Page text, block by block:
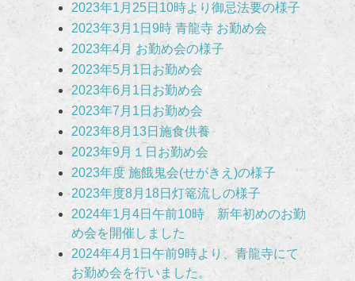
2023年1月25日10時より御忌法要の様子
2023年3月1日9時 青龍寺 お勤め会
2023年4月 お勤め会の様子
2023年5月1日お勤め会
2023年6月1日お勤め会
2023年7月1日お勤め会
2023年8月13日施食供養
2023年9月１日お勤め会
2023年度 施餓鬼会(せがきえ)の様子
2023年度8月18日灯篭流しの様子
2024年1月4日午前10時 新年初めのお勤
め会を開催しました
2024年4月1日午前9時より、青龍寺にて
お勤め会を行いました。